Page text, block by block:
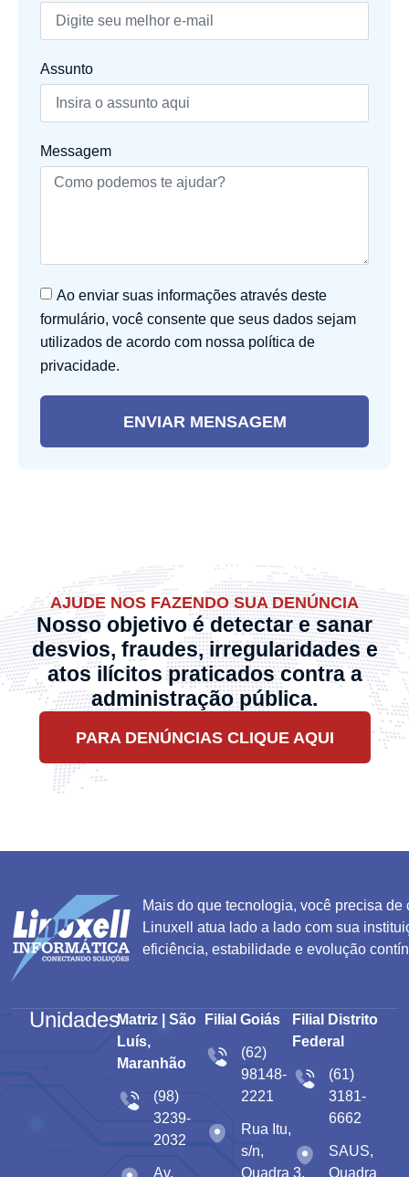
Assunto
Messagem
Ao enviar suas informações através deste
formulário, você consente que seus dados sejam
utilizados de acordo com nossa política de
privacidade.
ENVIAR MENSAGEM
AJUDE NOS FAZENDO SUA DENÚNCIA
Nosso objetivo é detectar e sanar
desvios, fraudes, irregularidades e
atos ilícitos praticados contra a
administração pública.
PARA DENÚNCIAS CLIQUE AQUI
Mais do que tecnologia, você precisa de
Linuxell atua lado a lado com sua
eficiência, estabilidade e evolução
UnidadesMatriz | São
Luís,
Maranhão
(98)
3239-
2032
Av.
Filial Goiás
(62)
98148-
2221
Rua Itu,
s/n,
Quadra 3,
Filial Distrito
Federal
(61)
3181-
6662
SAUS,
Quadra